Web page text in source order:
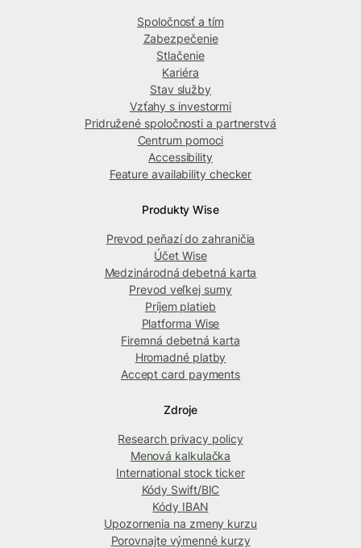
Spoločnosť a tím
Zabezpečenie
Stlačenie
Kariéra
Stav služby
Vzťahy s investormi
Pridružené spoločnosti a partnerstvá
Centrum pomoci
Accessibility
Feature availability checker
Produkty Wise
Prevod peňazí do zahraničia
Účet Wise
Medzinárodná debetná karta
Prevod veľkej sumy
Príjem platieb
Platforma Wise
Firemná debetná karta
Hromadné platby
Accept card payments
Zdroje
Research privacy policy
Menová kalkulačka
International stock ticker
Kódy Swift/BIC
Kódy IBAN
Upozornenia na zmeny kurzu
Porovnajte výmenné kurzy